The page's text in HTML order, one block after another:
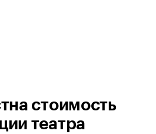
стоимость
театра